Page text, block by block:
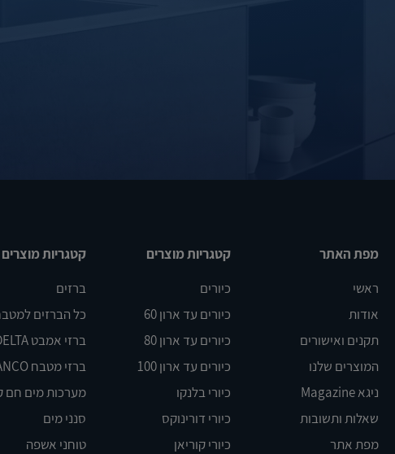
מפת האתר
ראשי
אודות
תקנים ואישורים
המוצרים שלנו
ניגא Magazine
שאלות ותשובות
מפת אתר
קטגריות מוצרים
כיורים
כיורים עד ארון 60
כיורים עד ארון 80
כיורים עד ארון 100
כיורי בלנקו
כיורי דורינוקס
כיורי קוריאן
קטגריות מוצרים
ברזים
כל הברזים
ברזי אמבט DELTA
ברזי מטבח BLANCO
מערכות מים חם
סנני מים
טוחני אשפה